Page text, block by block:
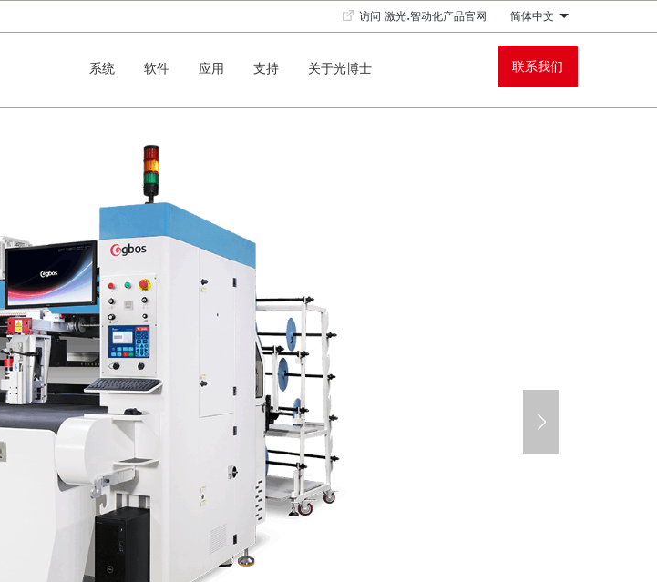
访问 激光.智动化产品官网 简体中文 列出额外的动作
系统 软件 应用 支持 关于光博士 联系我们